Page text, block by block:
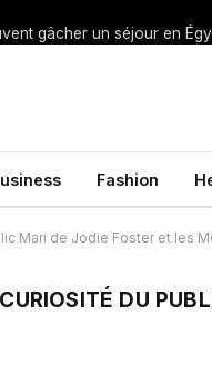
Fashion
Mari de Jodie Foster et les
DU